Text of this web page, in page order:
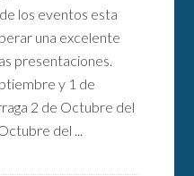
los eventos esta
una excelente
presentaciones.
y 1 de
2 de Octubre del
del ...